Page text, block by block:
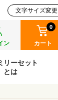
ン カート
0
文字サイズ変更
リーセット
とは